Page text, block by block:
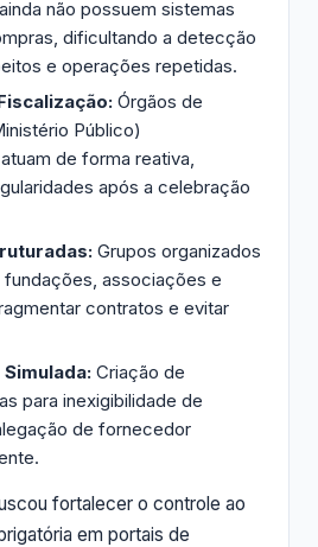
não possuem sistemas
dificultando a detecção
e operações repetidas.
Órgãos de
Público)
de forma reativa,
após a celebração
Grupos organizados
fundações, associações e
contratos e evitar
Criação de
para inexigibilidade de
de fornecedor
fortalecer o controle ao
em portais de